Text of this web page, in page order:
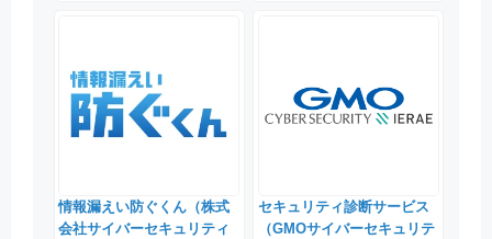
情報漏えい防ぐくん（株式
会社サイバーセキュリティ
セキュリティ診断サービス
（GMOサイバーセキュリテ